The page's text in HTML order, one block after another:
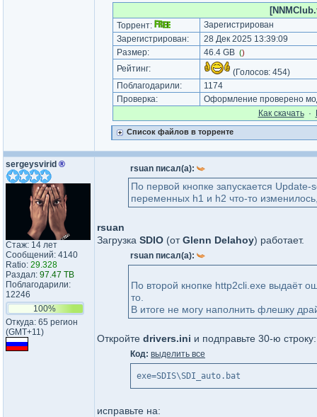
Торрент:
Зарегистрирован
Зарегистрирован:
28 Дек 2025 13:39:09
Размер:
46.4 GB ()
Рейтинг: (Голосов: 454)
Поблагодарили:
1174
Проверка:
Оформление проверено
Как cкачать·
Список файлов в торренте
sergeysvirid ®
Стаж: 14 лет
Сообщений: 4140
Ratio: 29.328
Раздал: 97.47 TB
Поблагодарили:
12246
100%
Откуда: 65 регион
(GMT+11)
rsuan писал(а):
По первой кнопке запускается
переменных h1 и h2 что-то
rsuan
Загрузка SDIO (отGlenn Delahoy) работает.
rsuan писал(а):
По второй кнопке http2cli.exe выдаёт
то.
В итоге не могу наполнить флешку
Откройте drivers.ini и подправьте 30-ю строку:
Код: выделить все
exe=SDIS\SDI_auto.bat
исправьте на: